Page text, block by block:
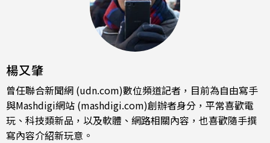
楊又肇
曾任聯合新聞網 (udn.com)數位頻道記者，目前為自由寫手
與Mashdigi網站 (mashdigi.com)創辦者身分，平常喜歡電
玩、科技類新品，以及軟體、網路相關內容，也喜歡隨手撰
寫內容介紹新玩意。